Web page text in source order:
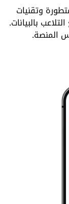
وتقنيات
بالبيانات.
المنصة.